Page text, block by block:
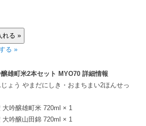
る »
雄町米2本セット MYO70 詳細情報
じょう やまだにしき・おまちまい2ほんせっ
大吟醸雄町米 720ml × 1
大吟醸山田錦 720ml × 1